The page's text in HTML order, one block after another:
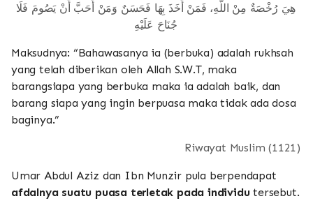
هِيَ رُخْصَةٌ مِنْ اللَّهِ، فَمَنْ أَخَذَ بِهَا فَحَسَنٌ وَمَنْ أَحَبَّ أَنْ يَصُومَ فَلَا
جُنَاحَ عَلَيْهِ
Maksudnya: “Bahawasanya ia (berbuka) adalah rukhsah
yang telah diberikan oleh Allah S.W.T, maka
barangsiapa yang berbuka maka ia adalah baik, dan
barang siapa yang ingin berpuasa maka tidak ada dosa
baginya.”
Riwayat Muslim (1121)
Umar Abdul Aziz dan Ibn Munzir pula berpendapat
afdalnya suatu puasa terletak pada individutersebut.